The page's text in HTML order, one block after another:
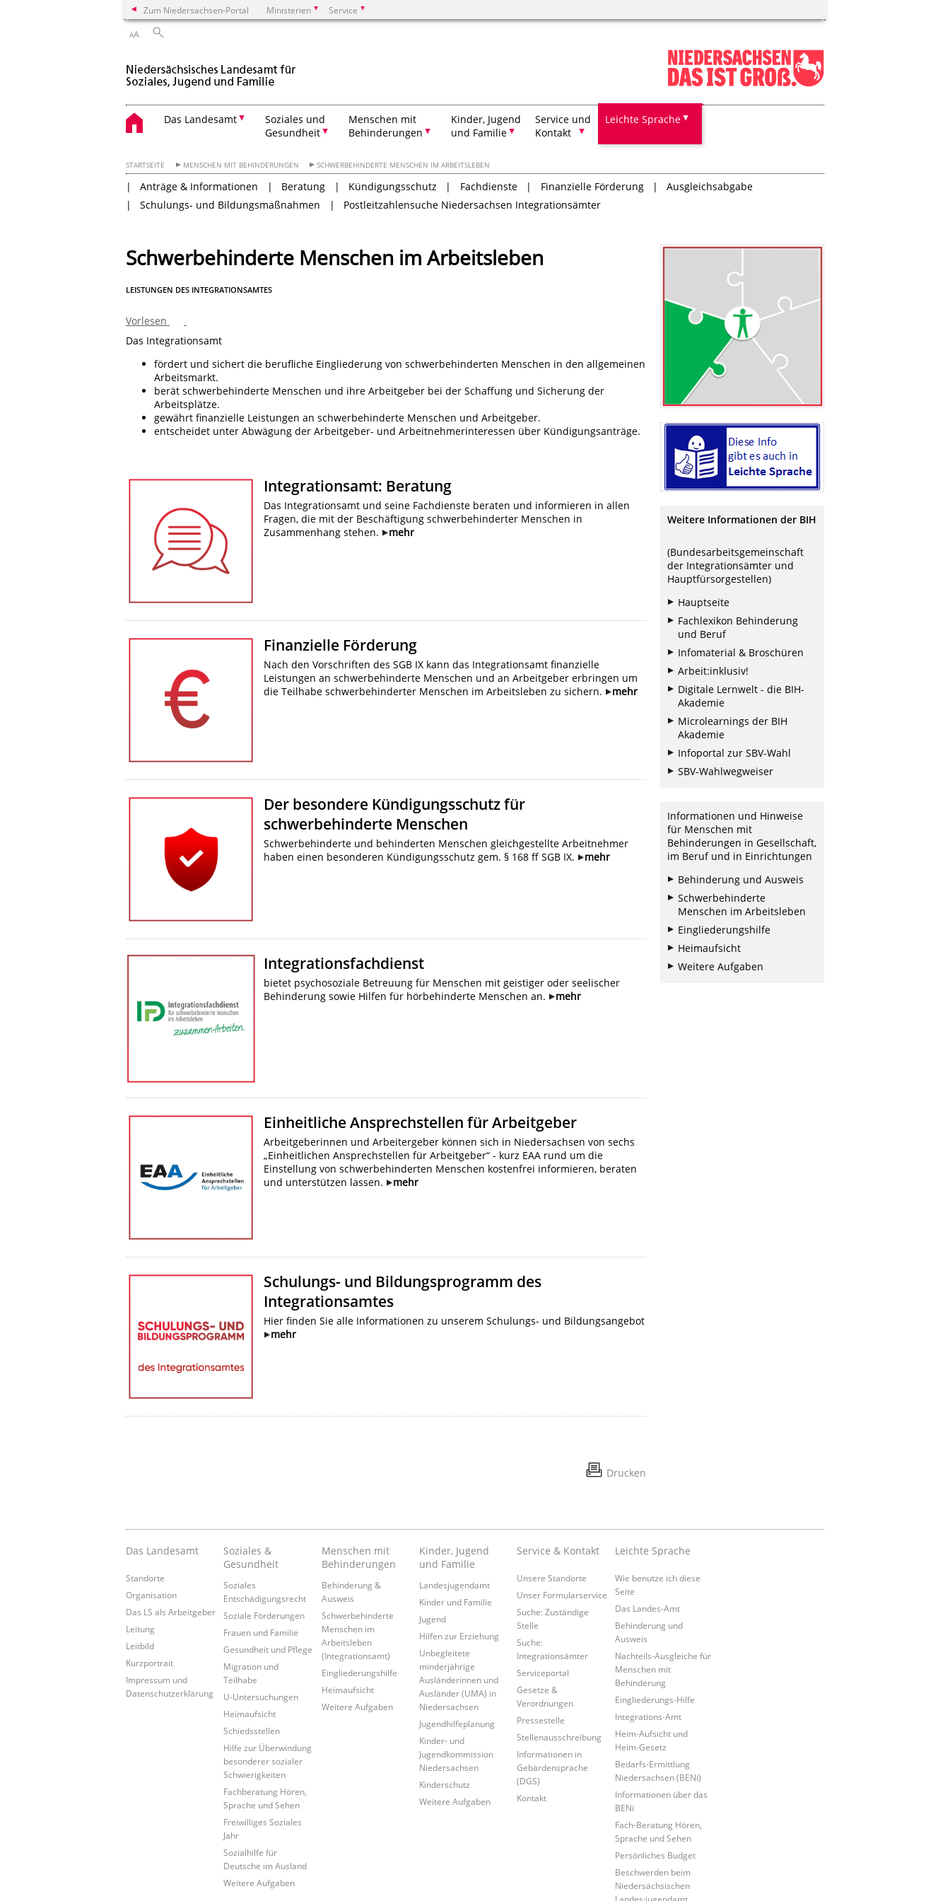
Zum Niedersachsen-Portal Ministerien Service
AA
Das Landesamt
Soziales und
Gesundheit
Menschen mit
Behinderungen
Kinder, Jugend
und Familie
Service und
Kontakt
Leichte Sprache
STARTSEITE MENSCHEN MIT BEHINDERUNGEN SCHWERBEHINDERTE MENSCHEN IM ARBEITSLEBEN
Anträge & Informationen Beratung Kündigungsschutz Fachdienste Finanzielle Förderung
Ausgleichsabgabe
Schulungs- und Bildungsmaßnahmen
Postleitzahlensuche Niedersachsen Integrationsämter
Schwerbehinderte Menschen im Arbeitsleben
LEISTUNGEN DES INTEGRATIONSAMTES
Vorlesen
Das Integrationsamt
fördert und sichert die berufliche Eingliederung von schwerbehinderten Menschen in den allgemeinen
Arbeitsmarkt.
berät schwerbehinderte Menschen und ihre Arbeitgeber bei der Schaffung und Sicherung der
Arbeitsplätze.
gewährt finanzielle Leistungen an schwerbehinderte Menschen und Arbeitgeber.
entscheidet unter Abwägung der Arbeitgeber- und Arbeitnehmerinteressen über Kündigungsanträge.
Integrationsamt: Beratung
Das Integrationsamt und seine Fachdienste beraten und informieren in allen
Fragen, die mit der Beschäftigung schwerbehinderter Menschen in
Zusammenhang stehen.
mehr
Finanzielle Förderung
Nach den Vorschriften des SGB IX kann das Integrationsamt finanzielle
Leistungen an schwerbehinderte Menschen und an Arbeitgeber erbringen um
die Teilhabe schwerbehinderter Menschen im Arbeitsleben zu sichern.
mehr
Der besondere Kündigungsschutz für
schwerbehinderte Menschen
Schwerbehinderte und behinderten Menschen gleichgestellte Arbeitnehmer
haben einen besonderen Kündigungsschutz gem. § 168 ff SGB IX.
mehr
Integrationsfachdienst
bietet psychosoziale Betreuung für Menschen mit geistiger oder seelischer
Behinderung sowie Hilfen für hörbehinderte Menschen an.
mehr
Einheitliche Ansprechstellen für Arbeitgeber
Arbeitgeberinnen und Arbeitergeber können sich in Niedersachsen von sechs
„Einheitlichen Ansprechstellen für Arbeitgeber“ - kurz EAA rund um die
Einstellung von schwerbehinderten Menschen kostenfrei informieren, beraten
und unterstützen lassen.
mehr
Schulungs- und Bildungsprogramm des
Integrationsamtes
Hier finden Sie alle Informationen zu unserem Schulungs- und Bildungsangebot
mehr
Drucken
Weitere Informationen der BIH
(Bundesarbeitsgemeinschaft
der Integrationsämter und
Hauptfürsorgestellen)
Hauptseite
Fachlexikon Behinderung
und Beruf
Infomaterial & Broschüren
Arbeit:inklusiv!
Digitale Lernwelt - die BIH-
Akademie
Microlearnings der BIH
Akademie
Infoportal zur SBV-Wahl
SBV-Wahlwegweiser
Informationen und Hinweise
für Menschen mit
Behinderungen in Gesellschaft,
im Beruf und in Einrichtungen
Behinderung und Ausweis
Schwerbehinderte
Menschen im Arbeitsleben
Eingliederungshilfe
Heimaufsicht
Weitere Aufgaben
Das Landesamt
Standorte
Organisation
Das LS als Arbeitgeber
Leitung
Leitbild
Kurzportrait
Impressum und
Datenschutzerklärung
Soziales &
Gesundheit
Soziales
Entschädigungsrecht
Soziale Förderungen
Frauen und Familie
Gesundheit und Pflege
Migration und
Teilhabe
U-Untersuchungen
Heimaufsicht
Schiedsstellen
Hilfe zur Überwindung
besonderer sozialer
Schwierigkeiten
Fachberatung Hören,
Sprache und Sehen
Freiwilliges Soziales
Jahr
Sozialhilfe für
Deutsche im Ausland
Weitere Aufgaben
Menschen mit
Behinderungen
Behinderung &
Ausweis
Schwerbehinderte
Menschen im
Arbeitsleben
(Integrationsamt)
Eingliederungshilfe
Heimaufsicht
Weitere Aufgaben
Kinder, Jugend
und Familie
Landesjugendamt
Kinder und Familie
Jugend
Hilfen zur Erziehung
Unbegleitete
minderjährige
Ausländerinnen und
Ausländer (UMA) in
Niedersachsen
Jugendhilfeplanung
Kinder- und
Jugendkommission
Niedersachsen
Kinderschutz
Weitere Aufgaben
Service & Kontakt
Unsere Standorte
Unser Formularservice
Suche: Zuständige
Stelle
Suche:
Integrationsämter
Serviceportal
Gesetze &
Verordnungen
Pressestelle
Stellenausschreibung
Informationen in
Gebärdensprache
(DGS)
Kontakt
Leichte Sprache
Wie benutze ich diese
Seite
Das Landes-Amt
Behinderung und
Ausweis
Nachteils-Ausgleiche für
Menschen mit
Behinderung
Eingliederungs-Hilfe
Integrations-Amt
Heim-Aufsicht und
Heim-Gesetz
Bedarfs-Ermittlung
Niedersachsen (BENi)
Informationen über das
BENi
Fach-Beratung Hören,
Sprache und Sehen
Persönliches Budget
Beschwerden beim
Niedersächsischen
Landes·jugendamt